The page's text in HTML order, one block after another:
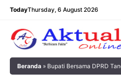
Langsung
TodayThursday, 6 August 2026
Beranda » Bupati Bersama DPRD